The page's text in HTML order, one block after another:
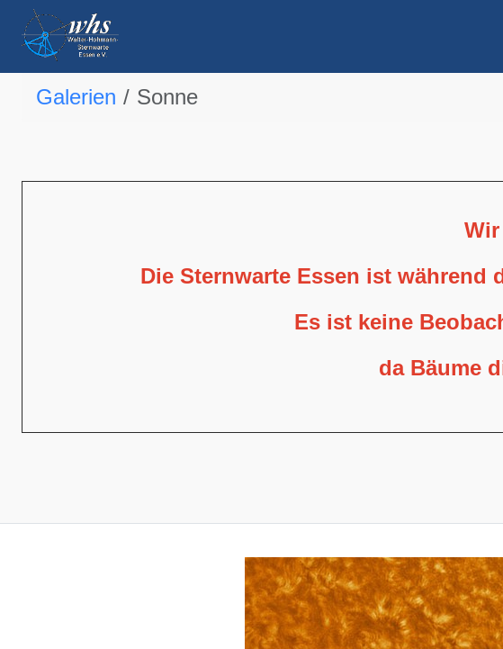
Galerien Sonne
Die Sternwarte Essen ist während
Es ist keine
da Bäume